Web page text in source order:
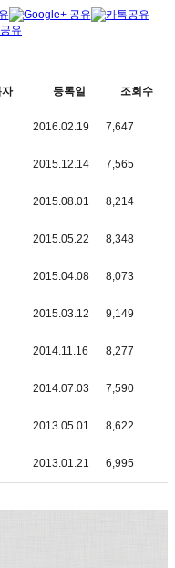
자 등록일 조회수
2016.02.19 7,647
2015.12.14 7,565
2015.08.01 8,214
2015.05.22 8,348
2015.04.08 8,073
2015.03.12 9,149
2014.11.16 8,277
2014.07.03 7,590
2013.05.01 8,622
2013.01.21 6,995